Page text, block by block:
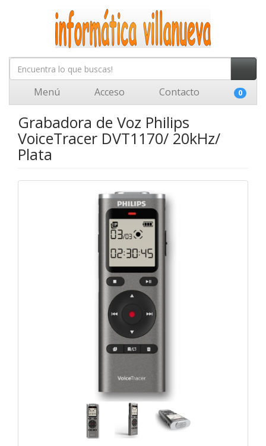
Menú Acceso Contacto 0
Grabadora de Voz Philips
VoiceTracer DVT1170/ 20kHz/
Plata